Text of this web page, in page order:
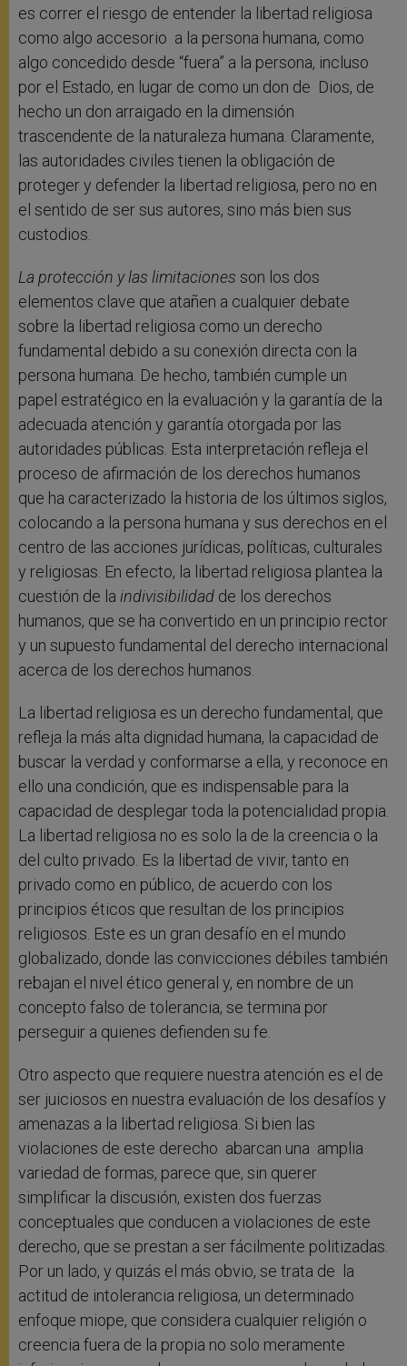
es correr el riesgo de entender la libertad religiosa
como algo accesorio a la persona humana, como
algo concedido desde “fuera” a la persona, incluso
por el Estado, en lugar de como un don de Dios, de
hecho un don arraigado en la dimensión
trascendente de la naturaleza humana. Claramente,
las autoridades civiles tienen la obligación de
proteger y defender la libertad religiosa, pero no en
el sentido de ser sus autores, sino más bien sus
custodios.
La protección y las limitaciones son los dos
elementos clave que atañen a cualquier debate
sobre la libertad religiosa como un derecho
fundamental debido a su conexión directa con la
persona humana. De hecho, también cumple un
papel estratégico en la evaluación y la garantía de la
adecuada atención y garantía otorgada por las
autoridades públicas. Esta interpretación refleja el
proceso de afirmación de los derechos humanos
que ha caracterizado la historia de los últimos siglos,
colocando a la persona humana y sus derechos en el
centro de las acciones jurídicas, políticas, culturales
y religiosas. En efecto, la libertad religiosa plantea la
cuestión de la indivisibilidad de los derechos
humanos, que se ha convertido en un principio rector
y un supuesto fundamental del derecho internacional
acerca de los derechos humanos.
La libertad religiosa es un derecho fundamental, que
refleja la más alta dignidad humana, la capacidad de
buscar la verdad y conformarse a ella, y reconoce en
ello una condición, que es indispensable para la
capacidad de desplegar toda la potencialidad propia.
La libertad religiosa no es solo la de la creencia o la
del culto privado. Es la libertad de vivir, tanto en
privado como en público, de acuerdo con los
principios éticos que resultan de los principios
religiosos. Este es un gran desafío en el mundo
globalizado, donde las convicciones débiles también
rebajan el nivel ético general y, en nombre de un
concepto falso de tolerancia, se termina por
perseguir a quienes defienden su fe.
Otro aspecto que requiere nuestra atención es el de
ser juiciosos en nuestra evaluación de los desafíos y
amenazas a la libertad religiosa. Si bien las
violaciones de este derecho abarcan una amplia
variedad de formas, parece que, sin querer
simplificar la discusión, existen dos fuerzas
conceptuales que conducen a violaciones de este
derecho, que se prestan a ser fácilmente politizadas.
Por un lado, y quizás el más obvio, se trata de la
actitud de intolerancia religiosa, un determinado
enfoque miope, que considera cualquier religión o
creencia fuera de la propia no solo meramente